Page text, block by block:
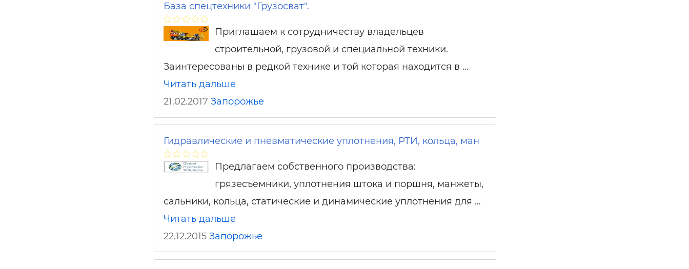
База спецтехники "Грузосват".
Приглашаем к сотрудничеству владельцев
строительной, грузовой и специальной техники.
Заинтересованы в редкой технике и той которая находится в …
Читать дальше
21.02.2017 Запорожье
Гидравлические и пневматические уплотнения, РТИ, кольца, ман
Предлагаем собственного производства:
грязесъемники, уплотнения штока и поршня, манжеты,
сальники, кольца, статические и динамические уплотнения для …
Читать дальше
22.12.2015 Запорожье